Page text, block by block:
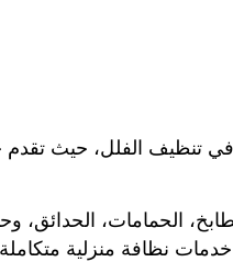
تنظيف الفلل، حيث
الحمامات، الحدائق،
نظافة منزلية